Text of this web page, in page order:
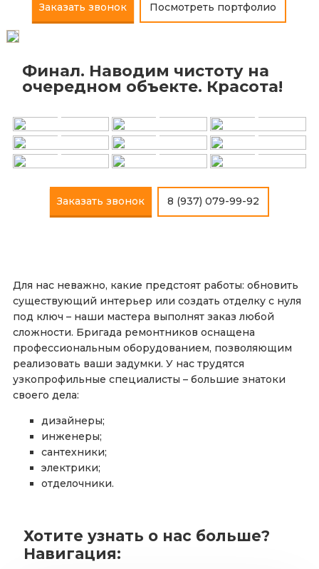
Заказать звонок Посмотреть портфолио
Финал. Наводим чистоту на
очередном объекте. Красота!
+ + +
+ + +
+ + +
Заказать звонок 8 (937) 079-99-92
Для нас неважно, какие предстоят работы: обновить
существующий интерьер или создать отделку с нуля
под ключ – наши мастера выполнят заказ любой
сложности. Бригада ремонтников оснащена
профессиональным оборудованием, позволяющим
реализовать ваши задумки. У нас трудятся
узкопрофильные специалисты – большие знатоки
своего дела:
дизайнеры;
инженеры;
сантехники;
электрики;
отделочники.
Хотите узнать о нас больше?
Навигация: